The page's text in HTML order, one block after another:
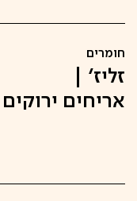
חומרים
זליז' |
אריחים